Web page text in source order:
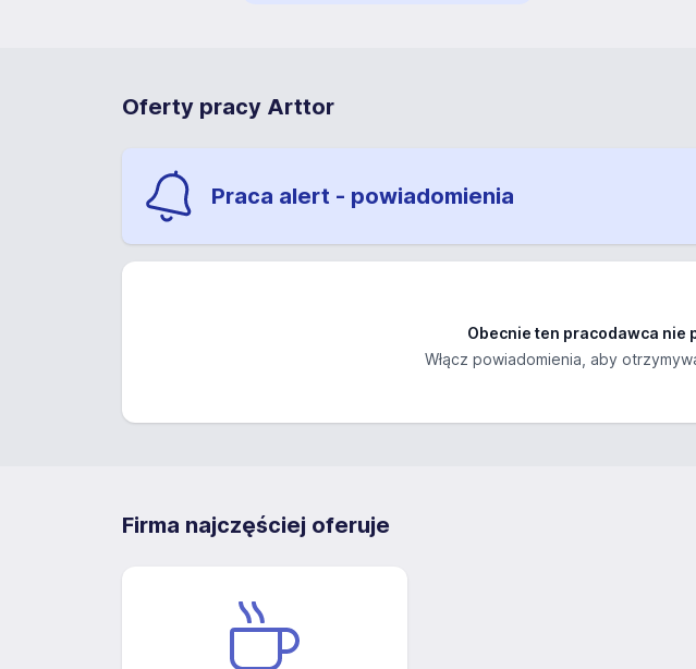
Oferty pracy Arttor
Praca alert - powiadomienia
Obecnie ten pracodawca nie
Włącz powiadomienia, aby
Firma najczęściej oferuje